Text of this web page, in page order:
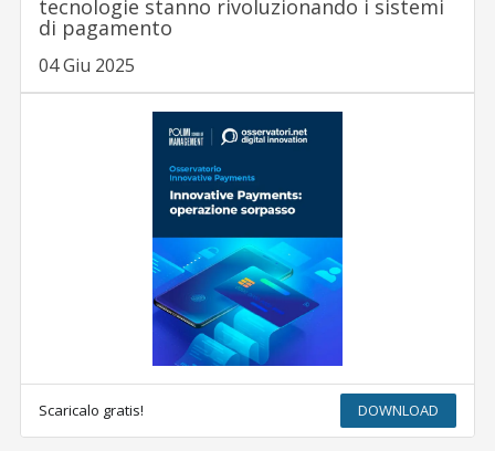
tecnologie stanno rivoluzionando i sistemi
di pagamento
04 Giu 2025
Scaricalo gratis! DOWNLOAD